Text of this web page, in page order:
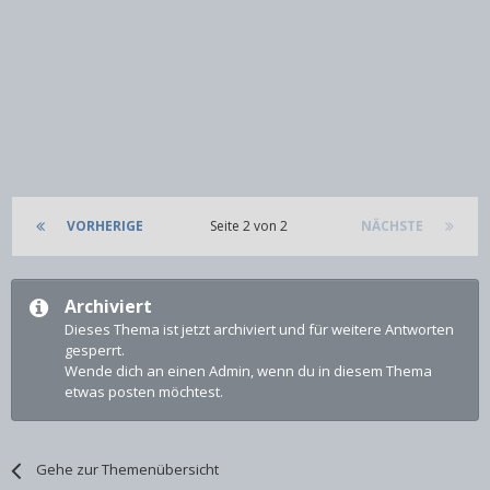
VORHERIGE NÄCHSTE
Seite 2 von 2
Archiviert
Dieses Thema ist jetzt archiviert und für weitere Antworten
gesperrt.
Wende dich an einen Admin, wenn du in diesem Thema
etwas posten möchtest.
Gehe zur Themenübersicht